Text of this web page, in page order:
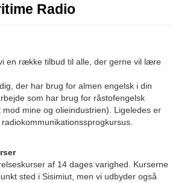
Radio
en række tilbud til alle, der gerne vil lære
der har brug for almen engelsk i din
som har brug for råstofengelsk
mine og olieindustrien). Ligeledes er
af 14 dages varighed. Kurserne
sted i Sisimiut, men vi udbyder også